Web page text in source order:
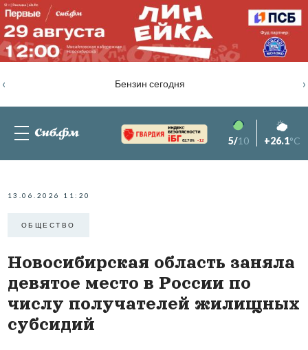
Бензин сегодня
‹ ›
82.76% -1.2 5/10 +26.1°C
13.06.2026 11:20
ОБЩЕСТВО
Новосибирская область заняла
девятое место в России по
числу получателей жилищных
субсидий